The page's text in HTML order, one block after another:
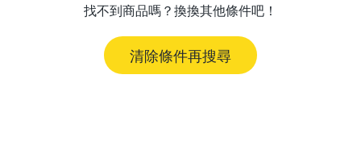
找不到商品嗎？換換其他條件吧！
清除條件再搜尋